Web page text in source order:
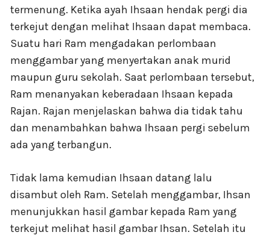
termenung. Ketika ayah Ihsaan hendak pergi dia
terkejut dengan melihat Ihsaan dapat membaca.
Suatu hari Ram mengadakan perlombaan
menggambar yang menyertakan anak murid
maupun guru sekolah. Saat perlombaan tersebut,
Ram menanyakan keberadaan Ihsaan kepada
Rajan. Rajan menjelaskan bahwa dia tidak tahu
dan menambahkan bahwa Ihsaan pergi sebelum
ada yang terbangun.
Tidak lama kemudian Ihsaan datang lalu
disambut oleh Ram. Setelah menggambar, Ihsan
menunjukkan hasil gambar kepada Ram yang
terkejut melihat hasil gambar Ihsan. Setelah itu